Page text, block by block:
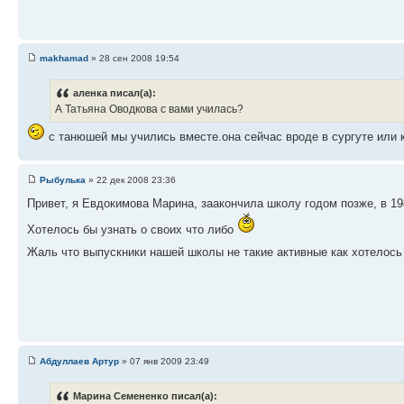
makhamad » 28 сен 2008 19:54
аленка писал(а):
А Татьяна Оводкова с вами училась?
с танюшей мы учились вместе.она сейчас вроде в сургуте или
Рыбулька » 22 дек 2008 23:36
Привет, я Евдокимова Марина, заакончила школу годом позже, в
Хотелось бы узнать о своих что либо
Жаль что выпускники нашей школы не такие активные как
Абдуллаев Артур » 07 янв 2009 23:49
Марина Семененко писал(а):